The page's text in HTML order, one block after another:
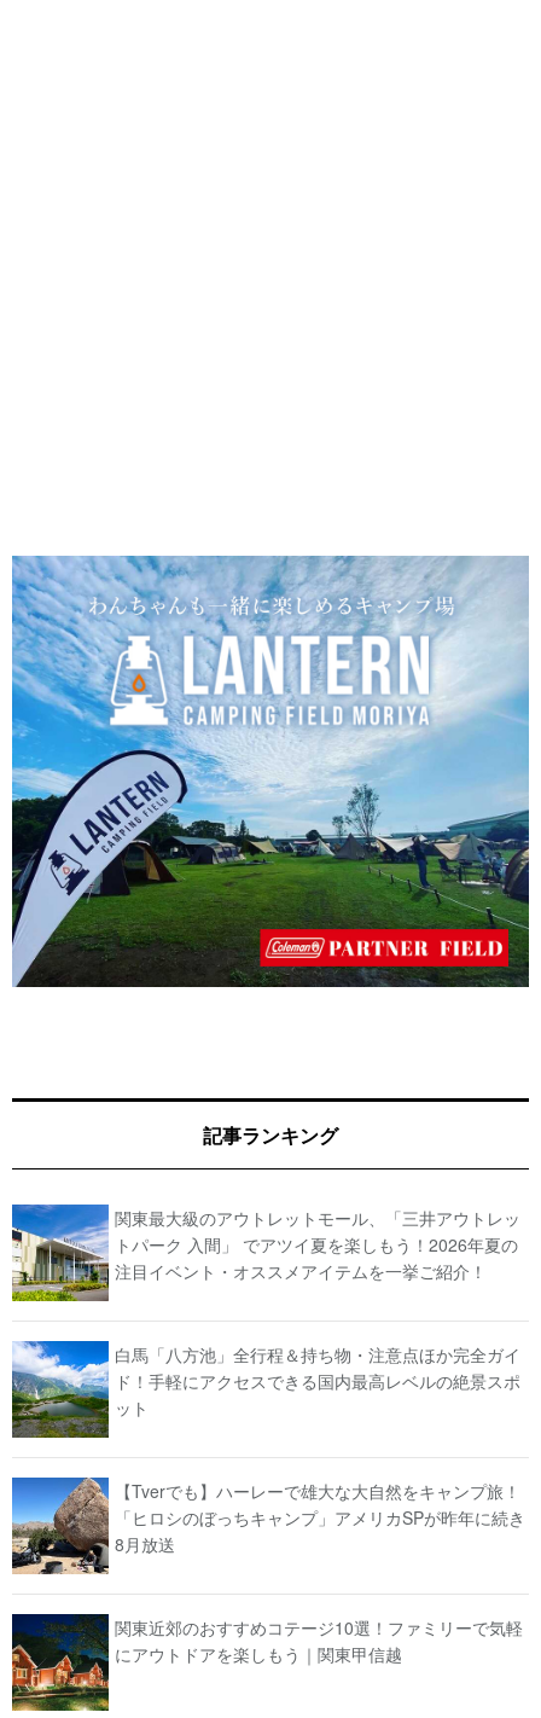
記事ランキング
関東最大級のアウトレットモール、「三井アウトレッ
トパーク 入間」 でアツイ夏を楽しもう！2026年夏の
注目イベント・オススメアイテムを一挙ご紹介！
白馬「八方池」全行程＆持ち物・注意点ほか完全ガイ
ド！手軽にアクセスできる国内最高レベルの絶景スポ
ット
【Tverでも】ハーレーで雄大な大自然をキャンプ旅！
「ヒロシのぼっちキャンプ」アメリカSPが昨年に続き
8月放送
関東近郊のおすすめコテージ10選！ファミリーで気軽
にアウトドアを楽しもう｜関東甲信越